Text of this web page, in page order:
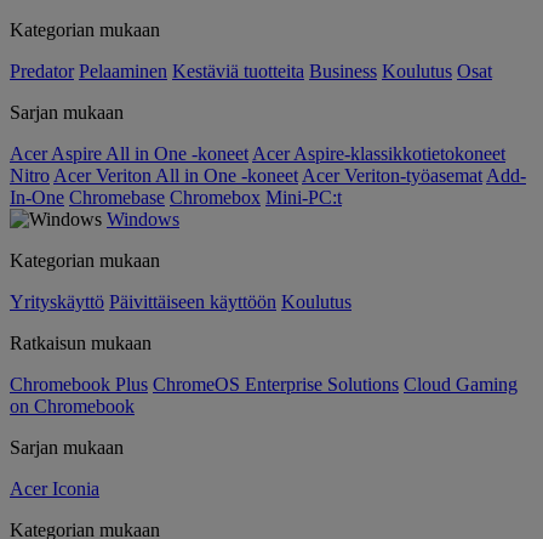
Kategorian mukaan
Predator Pelaaminen Kestäviä tuotteita Business Koulutus Osat
Sarjan mukaan
Acer Aspire All in One -koneet Acer Aspire-klassikkotietokoneet
Nitro Acer Veriton All in One -koneet Acer Veriton-työasemat Add-
In-One Chromebase Chromebox Mini-PC:t
Windows
Kategorian mukaan
Yrityskäyttö Päivittäiseen käyttöön Koulutus
Ratkaisun mukaan
Chromebook Plus ChromeOS Enterprise Solutions Cloud Gaming
on Chromebook
Sarjan mukaan
Acer Iconia
Kategorian mukaan